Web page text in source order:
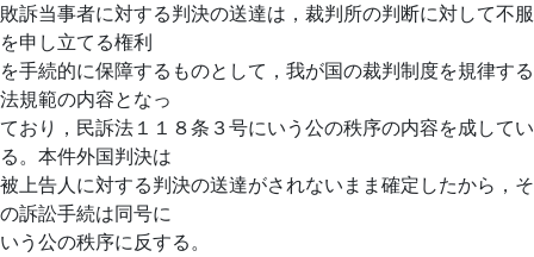
敗訴当事者に対する判決の送達は，裁判所の判断に対して不服
を申し立てる権利
を手続的に保障するものとして，我が国の裁判制度を規律する
法規範の内容となっ
ており，民訴法１１８条３号にいう公の秩序の内容を成してい
る。本件外国判決は
被上告人に対する判決の送達がされないまま確定したから，そ
の訴訟手続は同号に
いう公の秩序に反する。